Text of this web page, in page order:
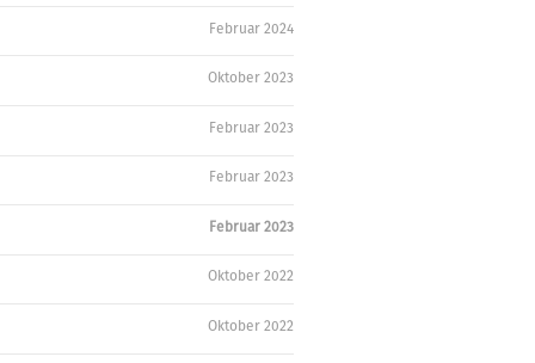
Februar 2024
Oktober 2023
Februar 2023
Februar 2023
Februar 2023
Oktober 2022
Oktober 2022